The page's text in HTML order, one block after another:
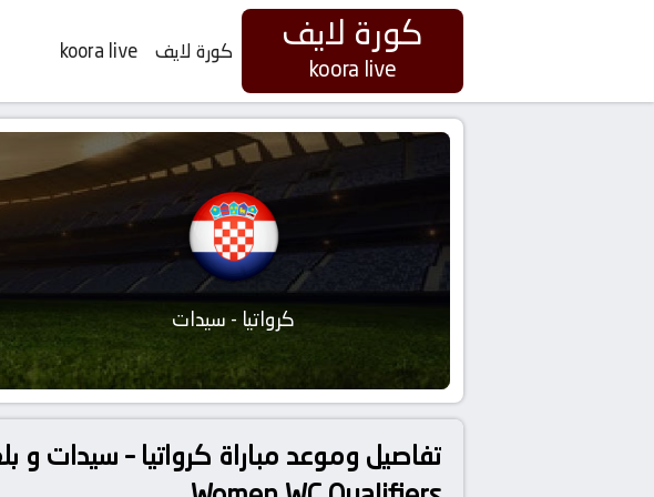
كورة لايف
koora live
كورة لايف koora live
كرواتيا - سيدات